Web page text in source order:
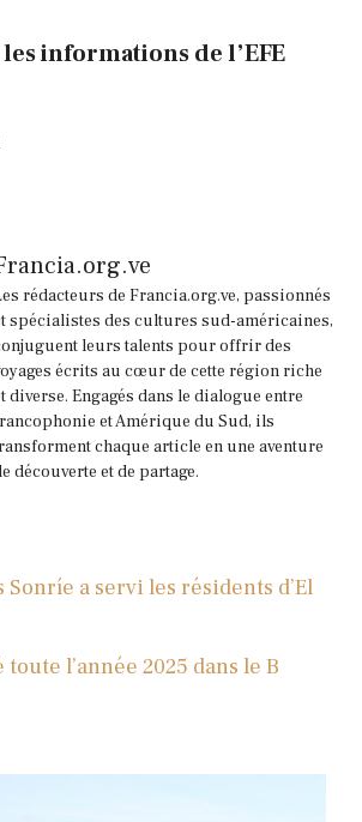
informations de l’EFE
rédacteurs de Francia.org.ve, passionnés
spécialistes des cultures sud-américaines,
leurs talents pour offrir des
écrits au cœur de cette région riche
diverse. Engagés dans le dialogue entre
et Amérique du Sud, ils
chaque article en une aventure
découverte et de partage.
Sonríe a servi les résidents d’El
toute l’année 2025 dans le B